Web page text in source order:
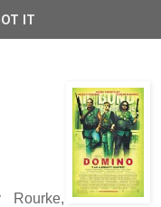
Rourke,
IT